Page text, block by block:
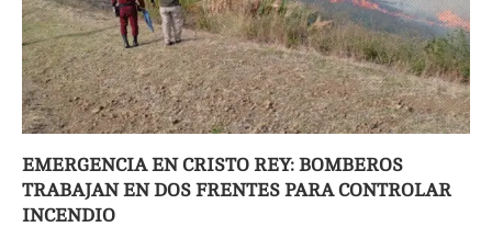
EMERGENCIA EN CRISTO REY: BOMBEROS
TRABAJAN EN DOS FRENTES PARA CONTROLAR
INCENDIO